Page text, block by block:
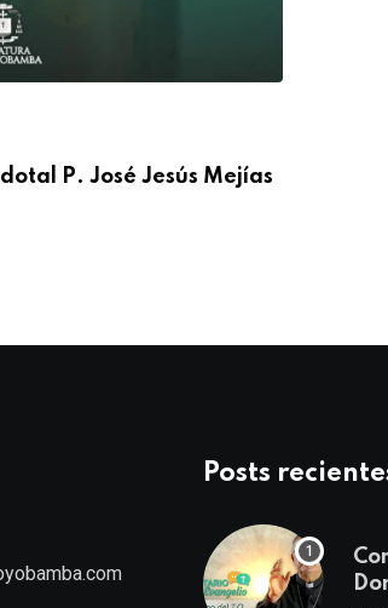
P. José Jesús Mejías
Posts